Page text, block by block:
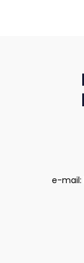
e-mail: